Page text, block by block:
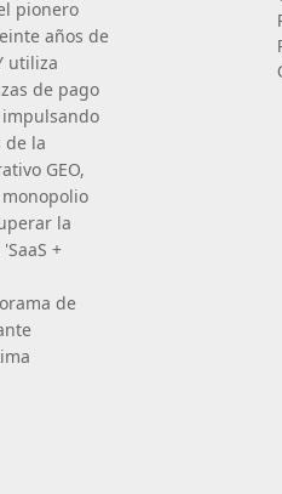
pionero
años de
utiliza
de pago
de la
GEO,
monopolio
la
+
de